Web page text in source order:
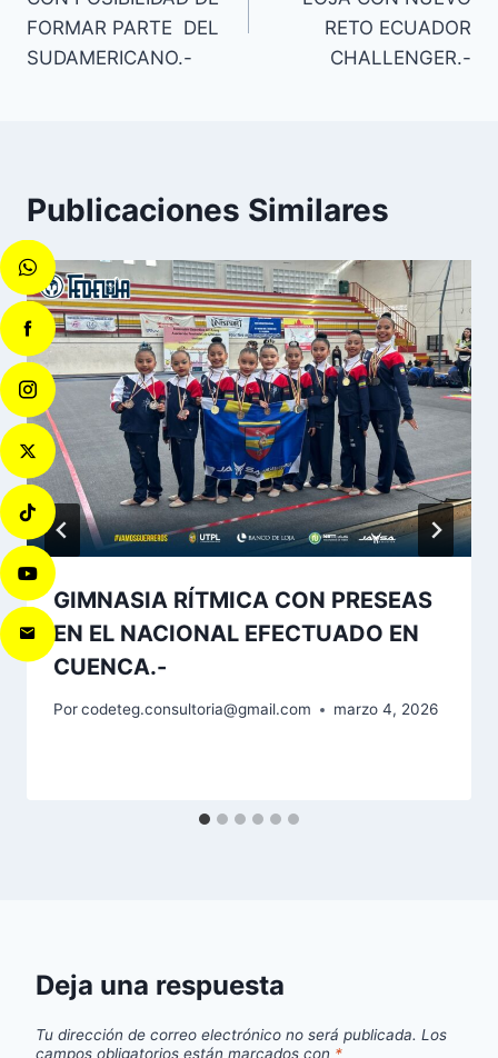
FORMAR PARTE DEL
SUDAMERICANO.-
RETO ECUADOR
CHALLENGER.-
Publicaciones Similares
GIMNASIA RÍTMICA CON PRESEAS
EN EL NACIONAL EFECTUADO EN
CUENCA.-
Porcodeteg.consultoria@gmail.com marzo 4, 2026
Deja una respuesta
Tu dirección de correo electrónico no será publicada. Los
campos obligatorios están marcados con *